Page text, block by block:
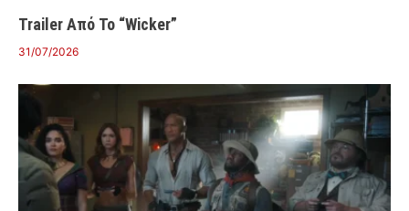
Trailer Από Το “Wicker”
31/07/2026